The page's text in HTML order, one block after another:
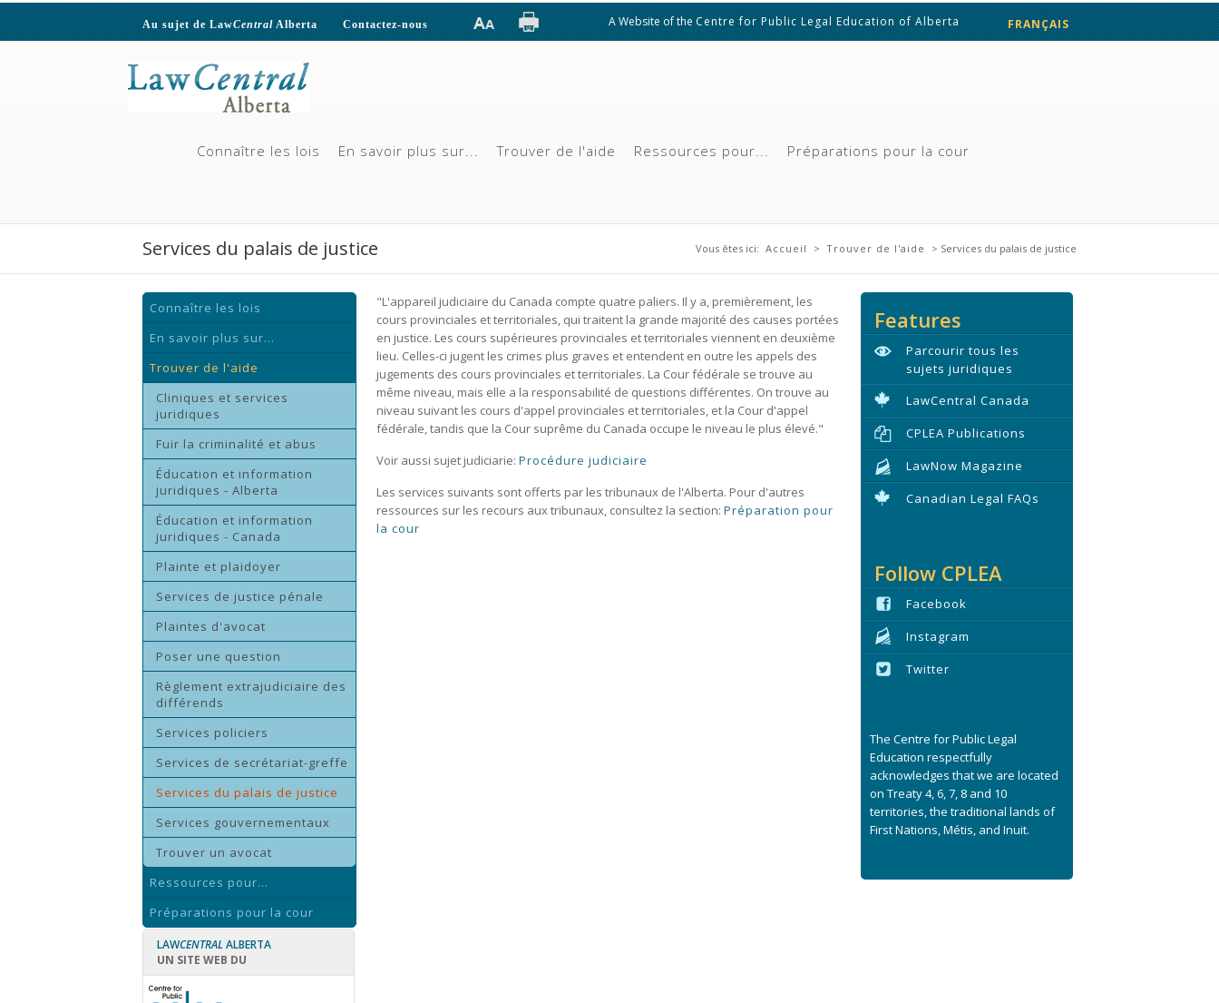
Au sujet de LawCentralAlberta Contactez-nous A Website of theCentre for Public Legal Education of Alberta FRANÇAIS
Connaître les lois En savoir plus sur... Trouver de l'aide Ressources pour... Préparations pour la cour
Vous êtes ici
Vous êtes ici: Accueil > Trouver de l'aide > Services du palais de justice
Services du palais de justice
Connaître les lois
En savoir plus sur...
Trouver de l'aide
Cliniques et services
juridiques
Fuir la criminalité et abus
Éducation et information
juridiques - Alberta
Éducation et information
juridiques - Canada
Plainte et plaidoyer
Services de justice pénale
Plaintes d'avocat
Poser une question
Règlement extrajudiciaire des
différends
Services policiers
Services de secrétariat-greffe
Services du palais de justice
Services gouvernementaux
Trouver un avocat
Ressources pour...
Préparations pour la cour
LAWCENTRAL ALBERTA
UN SITE WEB DU
"L'appareil judiciaire du Canada compte quatre paliers. Il y a, premièrement, les
cours provinciales et territoriales, qui traitent la grande majorité des causes portées
en justice. Les cours supérieures provinciales et territoriales viennent en deuxième
lieu. Celles-ci jugent les crimes plus graves et entendent en outre les appels des
jugements des cours provinciales et territoriales. La Cour fédérale se trouve au
même niveau, mais elle a la responsabilité de questions différentes. On trouve au
niveau suivant les cours d'appel provinciales et territoriales, et la Cour d'appel
fédérale, tandis que la Cour suprême du Canada occupe le niveau le plus élevé."
Voir aussi sujet judiciarie: Procédure judiciaire
Les services suivants sont offerts par les tribunaux de l'Alberta. Pour d'autres
ressources sur les recours aux tribunaux, consultez la section: Préparation pour
la cour
Features
Parcourir tous les
sujets juridiques
LawCentral Canada
CPLEA Publications
LawNow Magazine
Canadian Legal FAQs
Follow CPLEA
Facebook
Instagram
Twitter
The Centre for Public Legal
Education respectfully
acknowledges that we are located
on Treaty 4, 6, 7, 8 and 10
territories, the traditional lands of
First Nations, Métis, and Inuit.